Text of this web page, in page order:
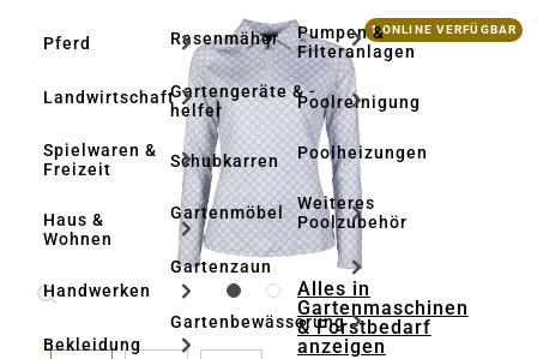
Pferd
Landwirtschaft
Spielwaren &
Freizeit
Haus &
Wohnen
Handwerken
Bekleidung
Rasenmäher
Gartengeräte & -
helfer
Schubkarren
Gartenmöbel
Gartenzaun
Gartenbewässerung
Pumpen &
Filteranlagen
Poolreinigung
Poolheizungen
Weiteres
Poolzubehör
Alles in
Gartenmaschinen
& Forstbedarf
anzeigen
Bildergalerie überspringen 1 ONLINE VERFÜGBAR